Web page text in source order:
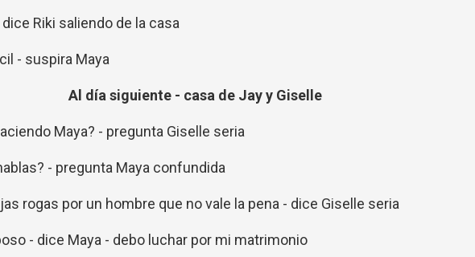
Riki saliendo de la casa
- suspira Maya
Al día siguiente - casa de Jay y Giselle
Maya? - pregunta Giselle seria
- pregunta Maya confundida
rogas por un hombre que no vale la pena - dice Giselle seria
- dice Maya - debo luchar por mi matrimonio